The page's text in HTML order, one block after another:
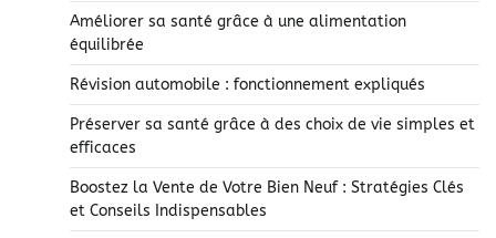
Améliorer sa santé grâce à une alimentation
équilibrée
Révision automobile : fonctionnement expliqués
Préserver sa santé grâce à des choix de vie simples et
efficaces
Boostez la Vente de Votre Bien Neuf : Stratégies Clés
et Conseils Indispensables